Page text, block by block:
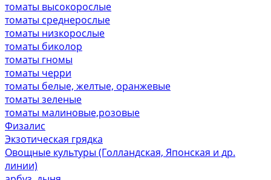
томаты высокорослые
томаты среднерослые
томаты низкорослые
томаты биколор
томаты гномы
томаты черри
томаты белые, желтые, оранжевые
томаты зеленые
томаты малиновые,розовые
Физалис
Экзотическая грядка
Овощные культуры (Голландская, Японская и др.
линии)